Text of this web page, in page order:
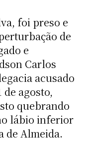
foi preso e
de
e
Carlos
acusado
agosto,
quebrando
lábio inferior
de Almeida.